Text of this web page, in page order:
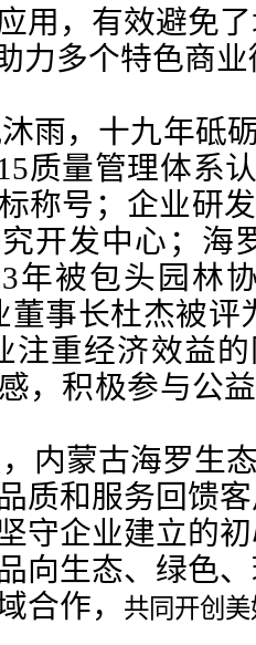
用，有效避免
力多个特色商
雨，十九年砥
质量管理体系
称号；企业研
开发中心；海
年被包头园林
董事长杜杰被评
注重经济效益
，积极参与公
内蒙古海罗生
质和服务回馈
守企业建立的
向生态、绿色
合作，
共同开创